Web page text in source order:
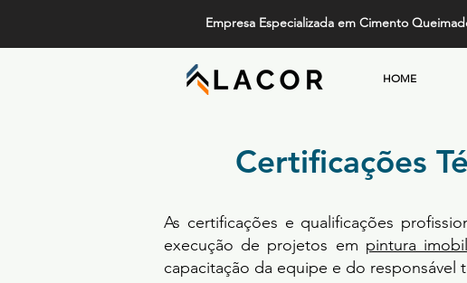
Empresa Especializada em Cimento
HOME
Certificações
As certificações e qualificações
execução de projetos em pintura
capacitação da equipe e do